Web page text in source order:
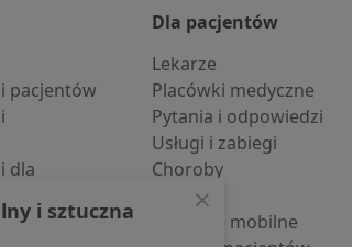
pacjentów
dla
Dla pacjentów
Lekarze
Placówki medyczne
Pytania i odpowiedzi
Usługi i zabiegi
Choroby
Pomoc
Aplikacje mobilne
i sztuczna